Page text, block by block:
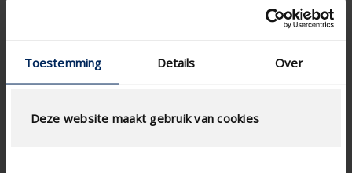
Toestemming Details Over
Deze website maakt gebruik van cookies
Spezifikationen entsprechend Ihrer